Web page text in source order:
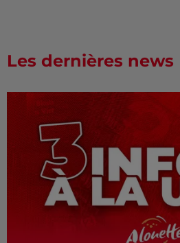
Les dernières news